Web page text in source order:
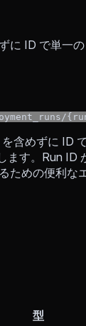
に ID で単一
含めずに ID
ます。Run ID
ための便利な
型